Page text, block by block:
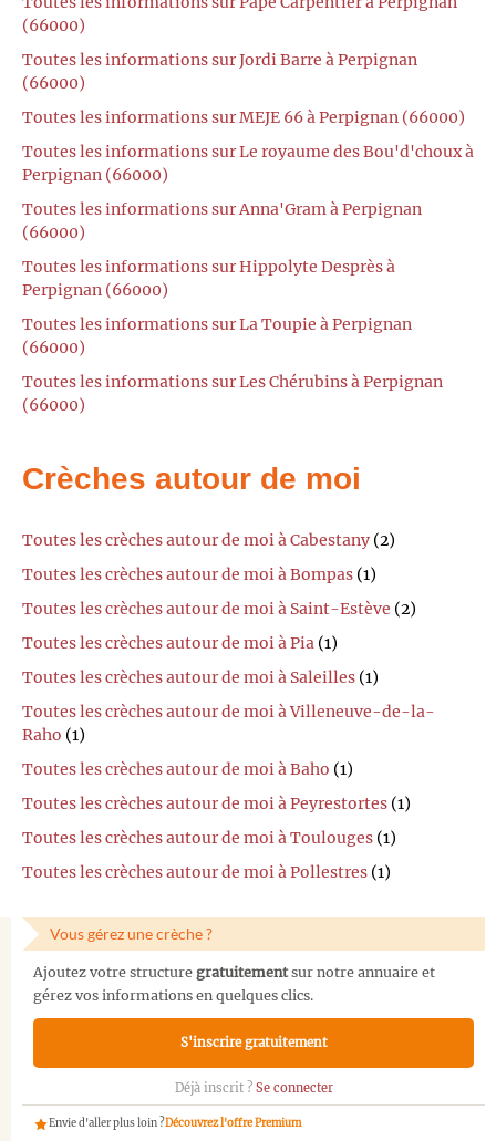
(66000)
Toutes les informations sur Jordi Barre à Perpignan
(66000)
Toutes les informations sur MEJE 66 à Perpignan (66000)
Toutes les informations sur Le royaume des Bou'd'choux à
Perpignan (66000)
Toutes les informations sur Anna'Gram à Perpignan
(66000)
Toutes les informations sur Hippolyte Desprès à
Perpignan (66000)
Toutes les informations sur La Toupie à Perpignan
(66000)
Toutes les informations sur Les Chérubins à Perpignan
(66000)
Crèches autour de moi
Toutes les crèches autour de moi à Cabestany (2)
Toutes les crèches autour de moi à Bompas (1)
Toutes les crèches autour de moi à Saint-Estève (2)
Toutes les crèches autour de moi à Pia (1)
Toutes les crèches autour de moi à Saleilles (1)
Toutes les crèches autour de moi à Villeneuve-de-la-
Raho (1)
Toutes les crèches autour de moi à Baho (1)
Toutes les crèches autour de moi à Peyrestortes (1)
Toutes les crèches autour de moi à Toulouges (1)
Toutes les crèches autour de moi à Pollestres (1)
Vous gérez une crèche ?
Ajoutez votre structure gratuitementsur notre annuaire et
gérez vos informations en quelques clics.
S'inscrire gratuitement
Déjà inscrit ? Se connecter
Envie d'aller plus loin ?Découvrez l'offre Premium